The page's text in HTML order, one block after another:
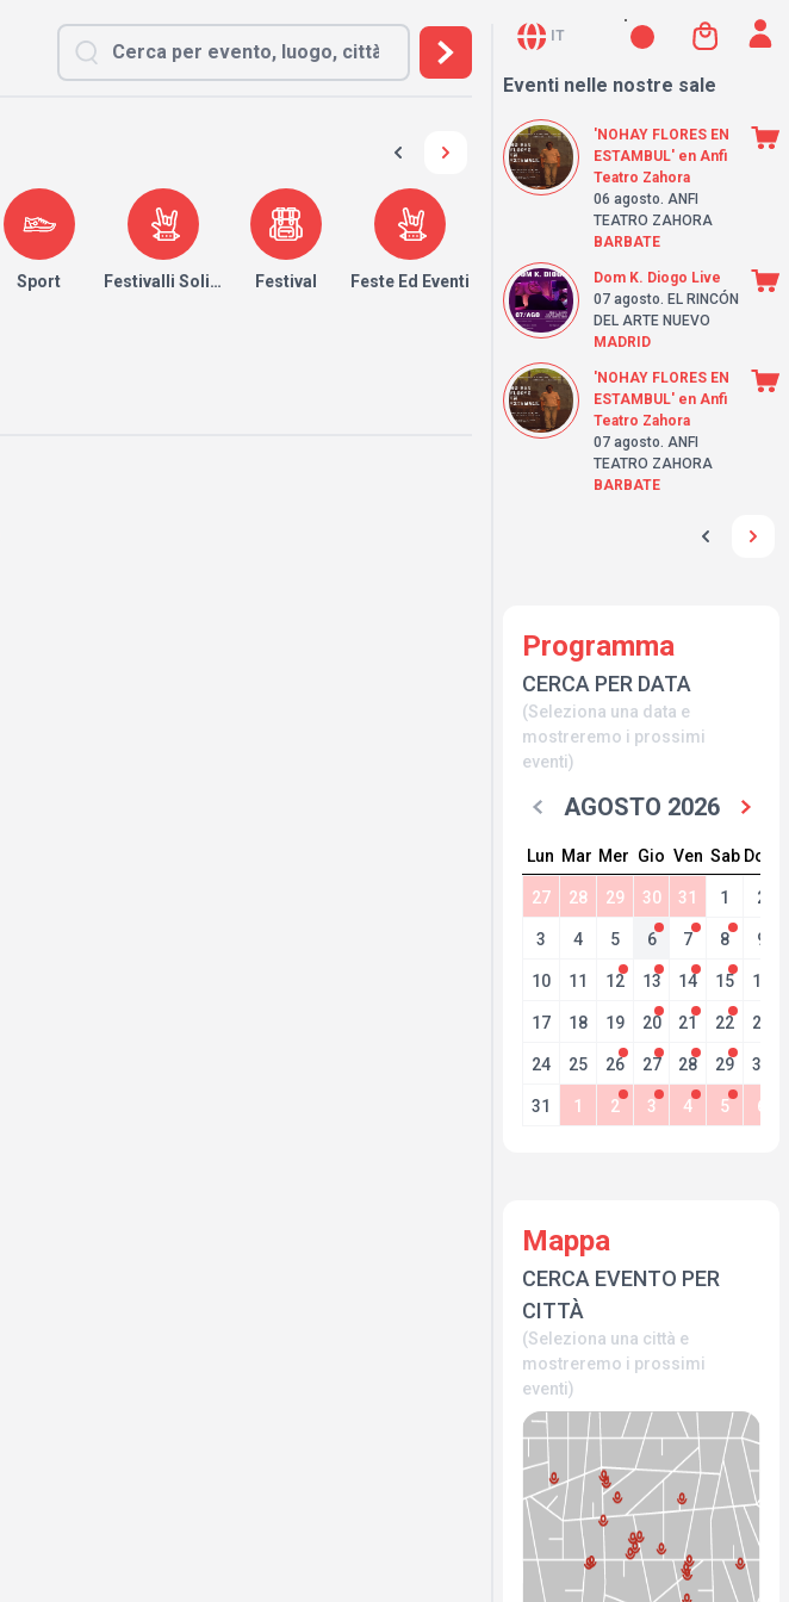
Sport Festivalli Solidari Festival Feste Ed Eventi
IT
Eventi nelle nostre sale
'NOHAY FLORES EN
ESTAMBUL' en Anfi
Teatro Zahora
06 agosto. ANFI
TEATRO ZAHORA
BARBATE
Dom K. Diogo Live
07 agosto. EL RINCÓN
DEL ARTE NUEVO
MADRID
'NOHAY FLORES EN
ESTAMBUL' en Anfi
Teatro Zahora
07 agosto. ANFI
TEATRO ZAHORA
BARBATE
Programma
CERCA PER DATA
(Seleziona una data e
mostreremo i prossimi
eventi)
AGOSTO 2026
Lun Mar Mer Gio Ven Sab Dom
27 28 29 30 31 1 2
3 4 5 6 7 8 9
10 11 12 13 14 15 16
17 18 19 20 21 22 23
24 25 26 27 28 29 30
31 1 2 3 4 5 6
Mappa
CERCA EVENTO PER
CITTÀ
(Seleziona una città e
mostreremo i prossimi
eventi)